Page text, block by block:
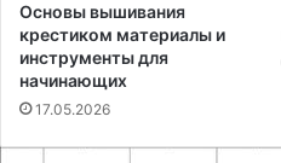
Основы вышивания
крестиком материалы и
инструменты для
начинающих
17.05.2026